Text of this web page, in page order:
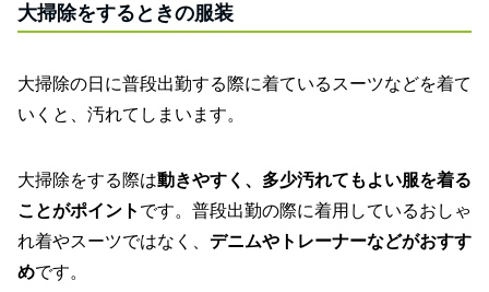
大掃除をするときの服装
大掃除の日に普段出勤する際に着ているスーツなどを着て
いくと、汚れてしまいます。
大掃除をする際は動きやすく、多少汚れてもよい服を着る
ことがポイント です。普段出勤の際に着用しているおしゃ
れ着やスーツではなく、 デニムやトレーナーなどがおすす
めです。